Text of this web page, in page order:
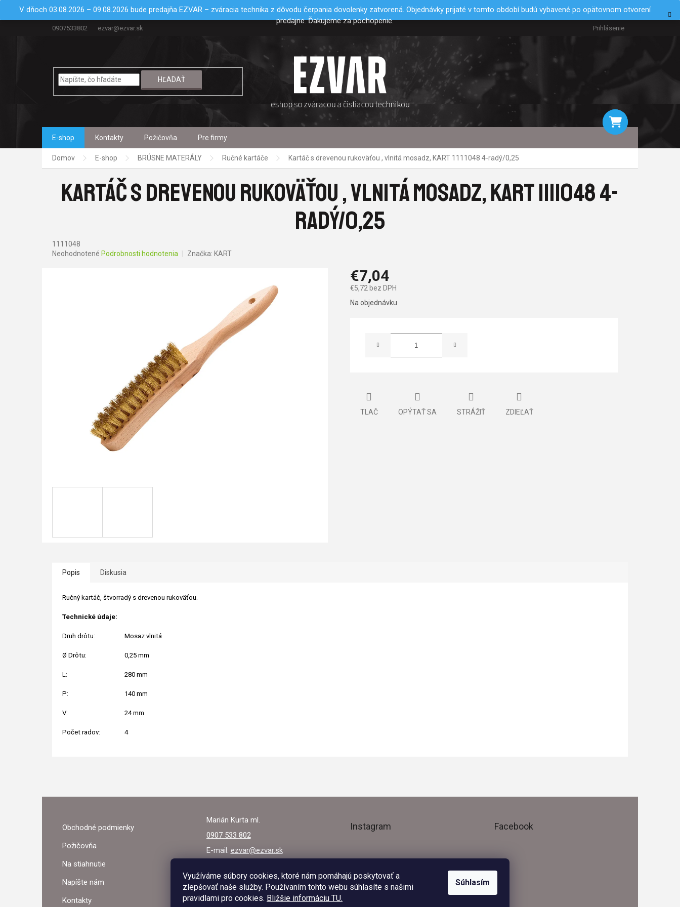
Využíváme súbory cookies, ktoré nám pomáhajú poskytovať a
zlepšovať naše služby. Používaním tohto webu súhlasíte s našimi
pravidlami pro cookies. Bližšie informáciu TU.
Súhlasím
V dňoch 03.08.2026 – 09.08.2026 bude predajňa EZVAR – zváracia technika z dôvodu čerpania dovolenky zatvorená. Objednávky prijaté v tomto období budú vybavené po opätovnom otvorení
predajne. Ďakujeme za pochopenie.
0907533802 ezvar@ezvar.sk Prihlásenie
HĽADAŤ
KOŠÍK
E-shop Kontakty Požičovňa Pre firmy
Domov E-shop BRÚSNE MATERÁLY Ručné kartáče Kartáč s drevenou rukoväťou , vlnitá mosadz, KART 1111048 4-radý/0,25
KARTÁČ S DREVENOU RUKOVÄŤOU , VLNITÁ MOSADZ, KART 1111048 4-
RADÝ/0,25
1111048
Priemerné
Neohodnotené Podrobnosti hodnotenia Značka: KART
€7,04
€5,72 bez DPH
Jednotková
Na objednávku
TLAČ OPÝTAŤ SA STRÁŽIŤ ZDIEĽAŤ
Popis Diskusia
Ručný kartáč, štvorradý s drevenou rukoväťou.
Technické údaje:
Druh drôtu: Mosaz vlnitá
Ø Drôtu: 0,25 mm
L: 280 mm
P: 140 mm
V: 24 mm
Počet radov: 4
Obchodné podmienky
Požičovňa
Na stiahnutie
Napíšte nám
Kontakty
Marián Kurta ml.
0907 533 802
E-mail: ezvar@ezvar.sk
Instagram
Sledovať na Instagrame
Facebook